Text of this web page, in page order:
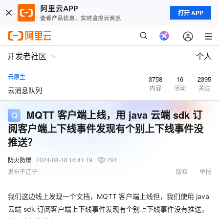
打开 APP
开发者社区 个人
云原生
云消息队列
3758
内容
16
活动
2395
关注
MQTT 客户端上线，用 java 云端 sdk 订
阅客户端上下线事件发现有个别上下线事件没
推送？
防火防爆 2024-08-18 16:41:19
291
发布于辽宁
举报
版权
我们这边线上发现一个文档，MQTT 客户端上线但，我们使用 java
云端 sdk 订阅客户端上下线事件发现有个别上下线事件没有推送，